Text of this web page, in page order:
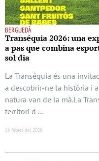
BERGUEDÀ
Transéquia 2026: una
a pas que combina
sol dia
La Transéquia és una
a descobrir-ne la història i
natura van de la mà.La
territori d …
16 febrer del 2026